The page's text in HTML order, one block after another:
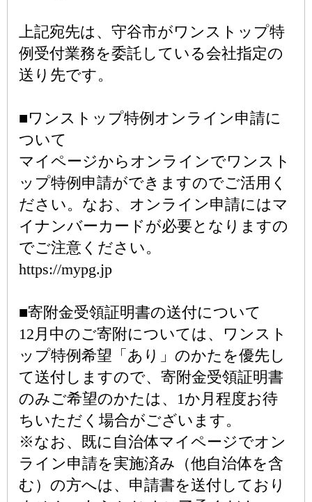
上記宛先は、守谷市がワンストップ特
例受付業務を委託している会社指定の
送り先です。
■ワンストップ特例オンライン申請に
ついて
マイページからオンラインでワンスト
ップ特例申請ができますのでご活用く
ださい。なお、オンライン申請にはマ
イナンバーカードが必要となりますの
でご注意ください。
https://mypg.jp
■寄附金受領証明書の送付について
12月中のご寄附については、ワンスト
ップ特例希望「あり」のかたを優先し
て送付しますので、寄附金受領証明書
のみご希望のかたは、1か月程度お待
ちいただく場合がございます。
※なお、既に自治体マイページでオン
ライン申請を実施済み（他自治体を含
む）の方へは、申請書を送付しており